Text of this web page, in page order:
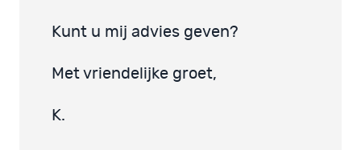
Kunt u mij advies geven?
Met vriendelijke groet,
K.